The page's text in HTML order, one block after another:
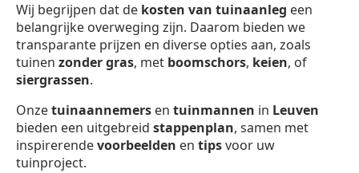
Wij begrijpen dat de kosten van tuinaanleg een
belangrijke overweging zijn. Daarom bieden we
transparante prijzen en diverse opties aan, zoals
tuinen zonder gras, met boomschors, keien, of
siergrassen.
Onzetuinaannemers en tuinmannen in Leuven
bieden een uitgebreid stappenplan, samen met
inspirerendevoorbeelden en tipsvoor uw
tuinproject.